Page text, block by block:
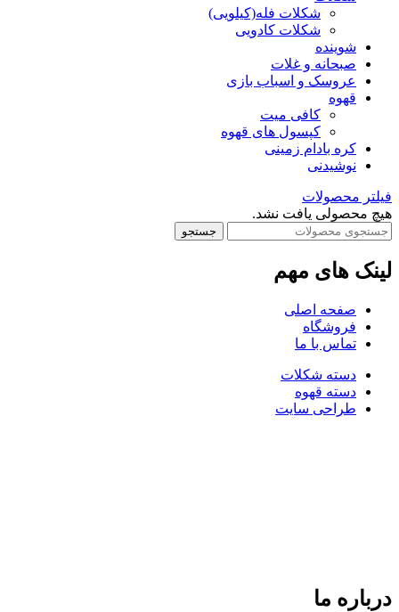
شکلات فله(کیلویی)
شکلات کادویی
شوینده
صبحانه و غلات
عروسک و اسباب بازی
قهوه
کافی میت
کپسول های قهوه
کره بادام زمینی
نوشیدنی
فیلتر محصولات
هیچ محصولی یافت نشد.
جستجو
لینک های مهم
صفحه اصلی
فروشگاه
تماس با ما
دسته شکلات
دسته قهوه
طراحی سایت
درباره ما